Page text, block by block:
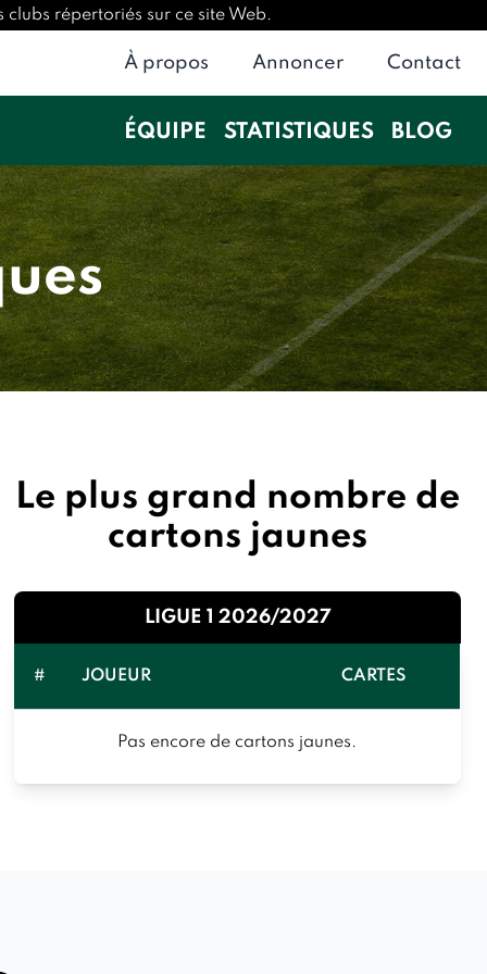
répertoriés sur ce site Web.
À propos Annoncer Contact
ÉQUIPE STATISTIQUES BLOG
Le plus grand nombre de
cartons jaunes
LIGUE 1 2026/2027
# JOUEUR CARTES
Pas encore de cartons jaunes.